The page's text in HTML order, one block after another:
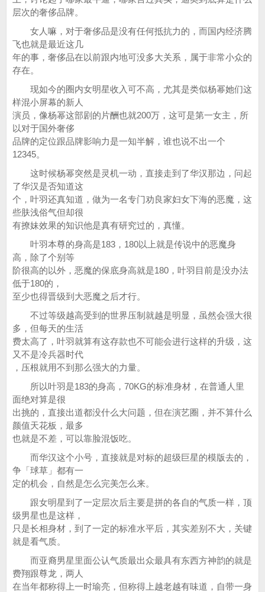
层次的奢侈品牌。
女人嘛，对于奢侈品是没有任何抵抗力的，而国内经济腾
飞也就是最近这几
年的事，奢侈品在以前跟内地可没多大关系，属于非常小众的
存在。
现如今的圈内女明星收入可不高，尤其是类似杨幂她们这
样混小屏幕的新人
演员，像杨幂这部剧的片酬也就200万，这可是第一女主，所
以对于国外奢侈
品牌的定位跟品牌影响力是一知半解，谁也说不出一个
12345。
这时候杨幂突然是灵机一动，直接走到了华汉那边，问起
了华汉是否知道这
个，叶羽还真知道，做为一名专门劝良家妇女下海的恶魔，这
些肤浅俗气但却很
有撩妹效果的知识他是真有研究过的，真懂。
叶羽本尊的身高是183，180以上就是传说中的恶魔身
高，除了个别等
阶很高的以外，恶魔的保底身高就是180，叶羽目前是没办法
低于180的，
至少也得晋级到大恶魔之后才行。
不过等级越高受到的世界压制就越是明显，虽然会强大很
多，但每天的生活
费太高了，叶羽就算有这存款也不可能会进行这样的升级，这
又不是冷兵器时代
，压根就用不到那么强大的力量。
所以叶羽是183的身高，70KG的标准身材，在普通人里
面绝对算是很
出挑的，直接出道都没什么大问题，但在演艺圈，并不算什么
颜值天花板，最多
也就是不差，可以靠脸混饭吃。
而华汉这个小号，直接就是对标的超级巨星的模版去的，
争「球草」都有一
定的机会，自然是怎么完美怎么来。
跟女明星到了一定层次后主要是拼的各自的气质一样，顶
级男星也是这样，
只是长相身材，到了一定的标准水平后，其实差别不大，关键
就是看气质。
而亚裔男星里面公认气质最出众最具有东西方神韵的就是
费翔跟尊龙，两人
在当年都称得上一时瑜亮，但称得上越老越有味道，自带一身